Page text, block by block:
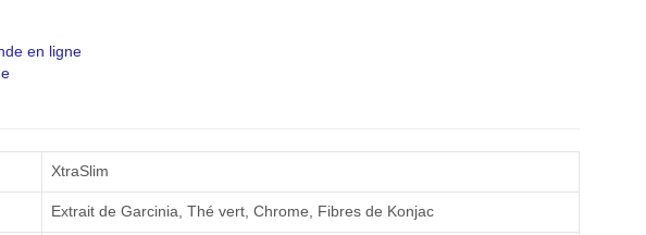
en ligne
XtraSlim
Extrait de Garcinia, Thé vert, Chrome, Fibres de Konjac